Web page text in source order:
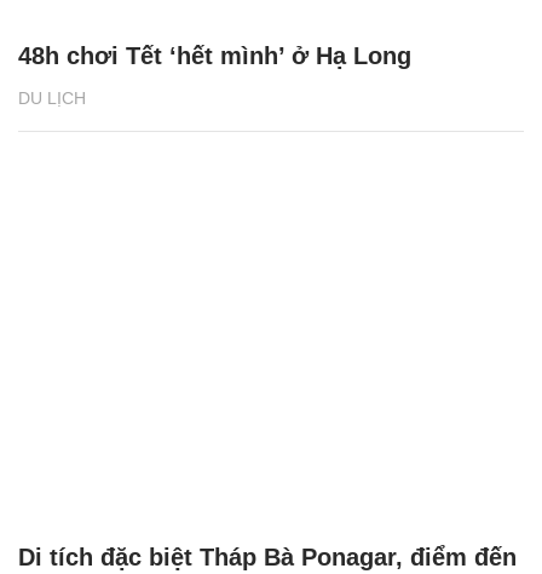
DU LỊCH
48h chơi Tết ‘hết mình’ ở Hạ Long
Di tích đặc biệt Tháp Bà Ponagar, điểm đến